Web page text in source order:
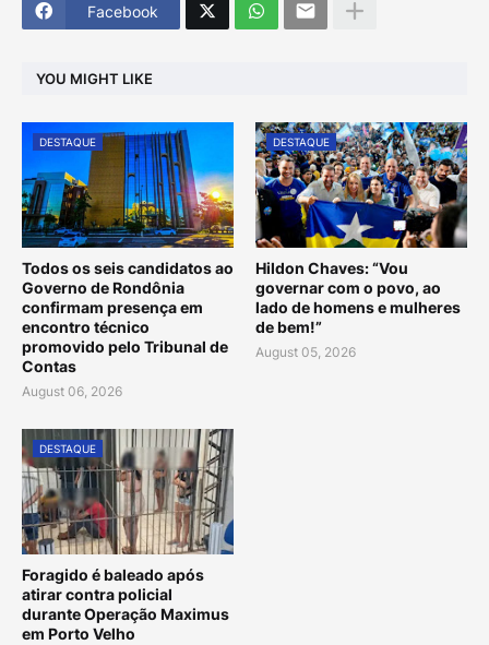
Facebook
YOU MIGHT LIKE
DESTAQUE
Todos os seis candidatos ao
Governo de Rondônia
confirmam presença em
encontro técnico
promovido pelo Tribunal de
Contas
August 06, 2026
DESTAQUE
Hildon Chaves: “Vou
governar com o povo, ao
lado de homens e mulheres
de bem!”
August 05, 2026
DESTAQUE
Foragido é baleado após
atirar contra policial
durante Operação Maximus
em Porto Velho